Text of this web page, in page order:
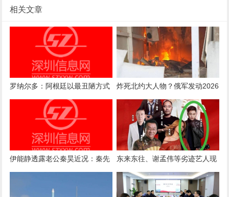
相关文章
罗纳尔多：阿根廷以最丑陋方式
赢得比赛，足球理应得到更好的
炸死北约大人物？俄军发动2026
年最猛空袭，基辅五星酒店陷入
伊能静透露老公秦昊近况：秦先
东来东往、谢孟伟等劣迹艺人现
身群星晚会引质疑 钟祥文旅：东
来东往已退演